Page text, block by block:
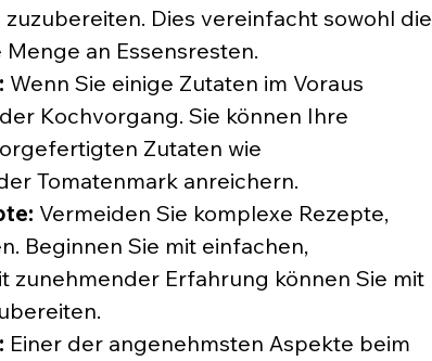
Dies vereinfacht sowohl die
an Essensresten.
Wenn Sie einige Zutaten im Voraus
Kochvorgang. Sie können Ihre
Zutaten wie
Tomatenmark anreichern.
Vermeiden Sie komplexe Rezepte,
Beginnen Sie mit einfachen,
zunehmender Erfahrung können Sie mit
Einer der angenehmsten Aspekte beim